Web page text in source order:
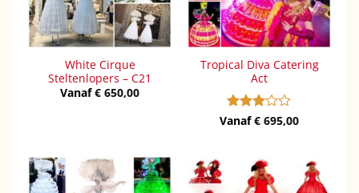
White Cirque
Steltenlopers – C21
Vanaf€ 650,00
Tropical Diva Catering
Act
Gewaardeerd
Vanaf€ 695,00